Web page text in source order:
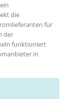
die
für
der
funktioniert
in